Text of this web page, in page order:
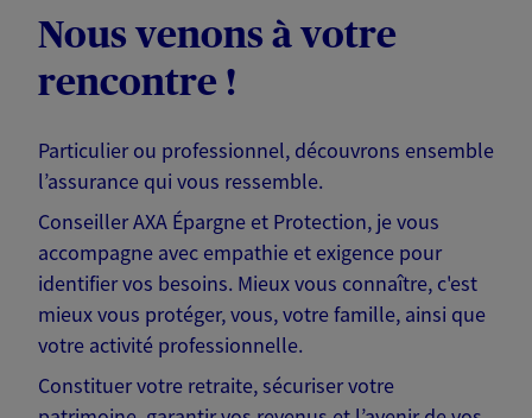
Nous venons à votre
rencontre !
Particulier ou professionnel, découvrons ensemble
l’assurance qui vous ressemble.
Conseiller AXA Épargne et Protection, je vous
accompagne avec empathie et exigence pour
identifier vos besoins. Mieux vous connaître, c'est
mieux vous protéger, vous, votre famille, ainsi que
votre activité professionnelle.
Constituer votre retraite, sécuriser votre